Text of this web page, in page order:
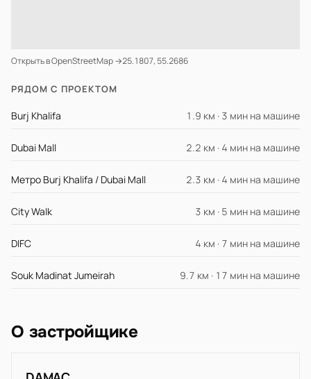
Открыть в OpenStreetMap →25.1807, 55.2686
РЯДОМ С ПРОЕКТОМ
Burj Khalifa 1.9 км · 3 мин на машине
Dubai Mall 2.2 км · 4 мин на машине
Метро Burj Khalifa / Dubai Mall 2.3 км · 4 мин на машине
City Walk 3 км · 5 мин на машине
DIFC 4 км · 7 мин на машине
Souk Madinat Jumeirah 9.7 км · 17 мин на машине
О застройщике